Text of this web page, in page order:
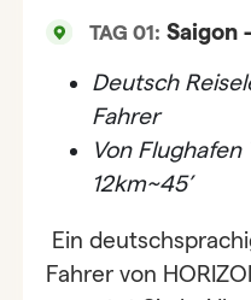
TAG 01: Saigon
Deutsch
Fahrer
VonFlughafen
12km~45’
Ein
Fahrer von